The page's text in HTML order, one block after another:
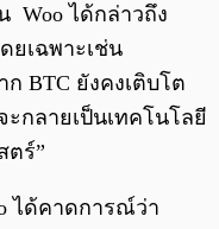
Woo ได้กล่าวถึง
ยเฉพาะเช่น
BTC ยังคงเติบโต
กลายเป็นเทคโนโลยี
ตร์”
ได้คาดการณ์ว่า